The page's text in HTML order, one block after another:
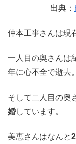
出典：
仲本工事さんは現
一人目の奥さんは
年に心不全で逝去。
そして二人目の奥
婚しています。
美恵さんはなんと